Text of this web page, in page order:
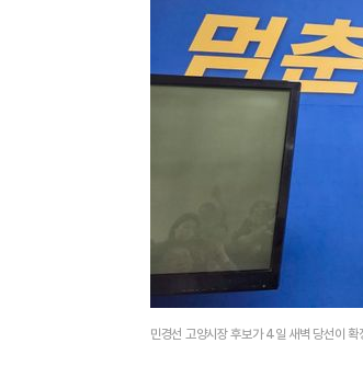
민경선 고양시장 후보가 4일 새벽 당선이